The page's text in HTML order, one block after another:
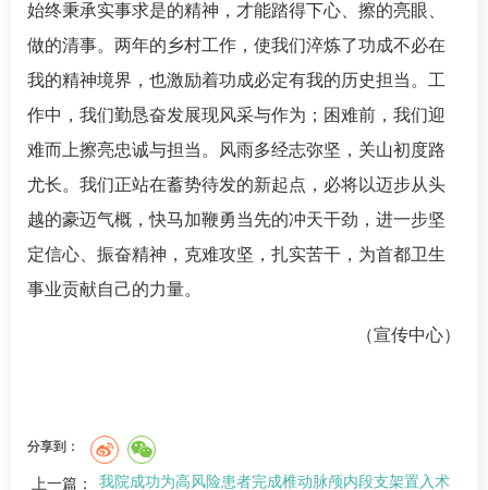
始终秉承实事求是的精神，才能踏得下心、擦的亮眼、
做的清事。两年的乡村工作，使我们淬炼了功成不必在
我的精神境界，也激励着功成必定有我的历史担当。工
作中，我们勤恳奋发展现风采与作为；困难前，我们迎
难而上擦亮忠诚与担当。风雨多经志弥坚，关山初度路
尤长。我们正站在蓄势待发的新起点，必将以迈步从头
越的豪迈气概，快马加鞭勇当先的冲天干劲，进一步坚
定信心、振奋精神，克难攻坚，扎实苦干，为首都卫生
事业贡献自己的力量。
（宣传中心）
分享到：
上一篇： 我院成功为高风险患者完成椎动脉颅内段支架置入术